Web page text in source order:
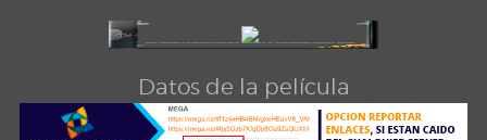
Datos de la película